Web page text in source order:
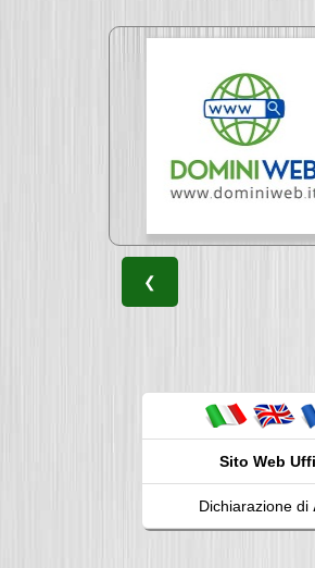
❮
Sito Web
Dichiarazione di